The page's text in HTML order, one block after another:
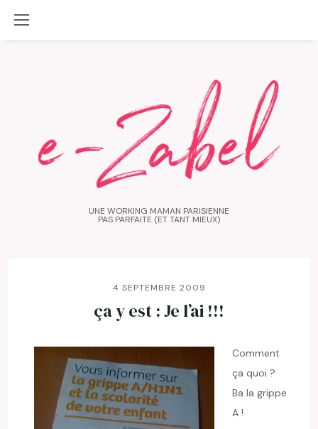
UNE WORKING MAMAN PARISIENNE
PAS PARFAITE (ET TANT MIEUX)
4 SEPTEMBRE 2009
ça y est : Je l’ai !!!
Comment
ça quoi ?
Ba la grippe
A !